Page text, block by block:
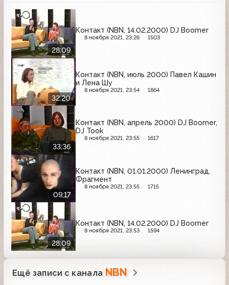
28:09
Контакт (NBN, 14.02.2000) DJ Boomer
8 ноября 2021, 23:26 1503
32:20
Контакт (NBN, июль 2000) Павел Кашин
и Лена Шу
8 ноября 2021, 23:54 1864
33:36
Контакт (NBN, апрель 2000) DJ Boomer,
DJ Took
8 ноября 2021, 23:55 1617
09:17
Контакт (NBN, 01.01.2000) Ленинград.
Фрагмент
8 ноября 2021, 23:55 1715
28:09
Контакт (NBN, 14.02.2000) DJ Boomer
8 ноября 2021, 23:53 1594
Ещё записи с канала NBN